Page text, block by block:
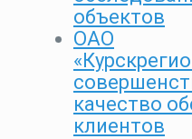
объектов
ОАО
качество
клиентов